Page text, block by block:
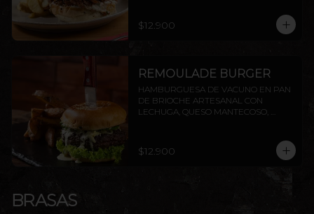
$12.900
REMOULADE BURGER
HAMBURGUESA DE VACUNO EN PAN
DE BRIOCHE ARTESANAL CON
LECHUGA, QUESO MANTECOSO,
$12.900
BRASAS